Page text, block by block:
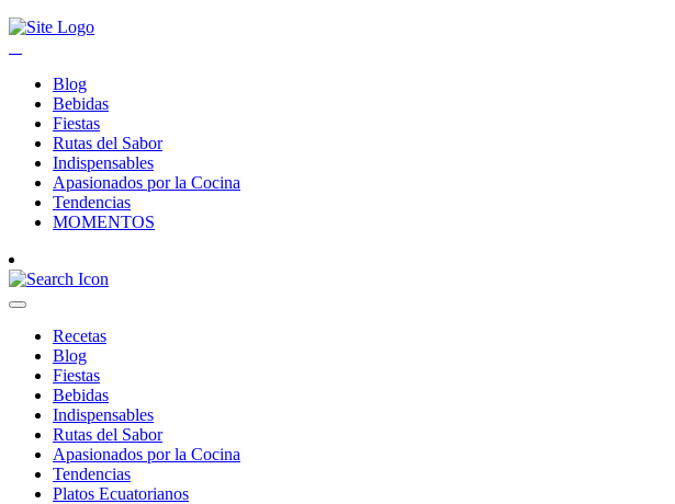
Blog
Bebidas
Fiestas
Rutas del Sabor
Indispensables
Apasionados por la Cocina
Tendencias
MOMENTOS
Recetas
Blog
Fiestas
Bebidas
Indispensables
Rutas del Sabor
Apasionados por la Cocina
Tendencias
Platos Ecuatorianos